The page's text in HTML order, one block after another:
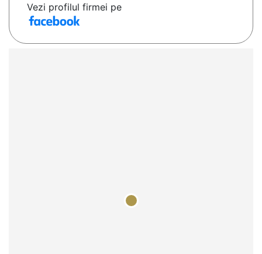
Vezi profilul firmei pe